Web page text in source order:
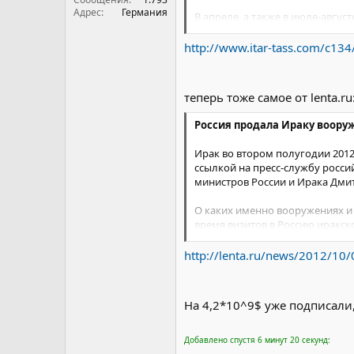
Адрес
Германия
В апреле, а также в июле-
Ирака Саадуном Дулейми.
обсудили технико-
контрактов на сумму более
http://www.itar-tass.com/
теперь тоже самое от lenta.ru:
Россия продала Ираку
Ирак во втором полугодии
ссылкой на пресс-службу
министров России и Ирака
О каких именно вооружениях и
время визитов в Россию
France-Presse, в ходе визита
Ранее некоторые СМИ
вооруженных сил. В рамках
http://lenta.ru/news/2012/10/
На 4,2*10^9$ уже
Добавлено спустя 6 минут 20 секунд: